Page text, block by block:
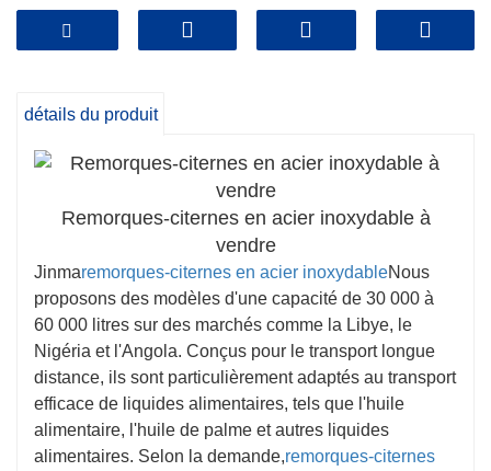
Marque : Jinma
détails du produit
Remorques-citernes en acier inoxydable à
vendre
Jinmaremorques-citernes en acier inoxydableNous
proposons des modèles d'une capacité de 30 000 à
60 000 litres sur des marchés comme la Libye, le
Nigéria et l'Angola. Conçus pour le transport longue
distance, ils sont particulièrement adaptés au transport
efficace de liquides alimentaires, tels que l'huile
alimentaire, l'huile de palme et autres liquides
alimentaires. Selon la demande,remorques-citernes